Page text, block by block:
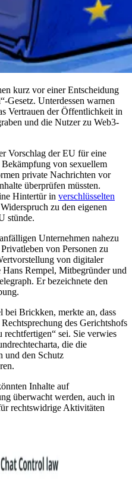
kurz vor einer Entscheidung
Gesetz. Unterdessen warnen
Vertrauen der Öffentlichkeit in
und die Nutzer zu Web3-
Vorschlag der EU für eine
von sexuellem
private Nachrichten vor
überprüfen müssten.
Hintertür in verschlüsselten
zu den eigenen
stünde.
Unternehmen nahezu
von Personen zu
von digitaler
Rempel, Mitbegründer und
Er bezeichnete den
bei Brickken, merkte an, dass
des Gerichtshofs
sei. Sie verwies
die die
und den Schutz
Inhalte auf
überwacht werden, auch in
rechtswidrige Aktivitäten